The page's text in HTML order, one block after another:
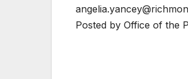
Posted by Office of the